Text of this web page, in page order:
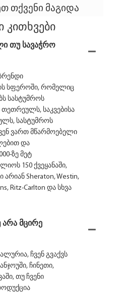
თქვენი მაგიდა
თუ სავაჭრო
სფეროში, რომელიც
სასტუმროს
საკვებისა
სასტუმროს
ვართ მწარმოებელი
და
ზე მეტ
150 ქვეყანაში,
არიან Sheraton, Westin,
Ritz-Carlton და სხვა
მცირე
ჩვენ გვაქვს
ჩინეთი,
თუ ჩვენი